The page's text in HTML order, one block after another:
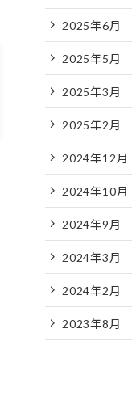
2025年6月
2025年5月
2025年3月
2025年2月
2024年12月
2024年10月
2024年9月
2024年3月
2024年2月
2023年8月